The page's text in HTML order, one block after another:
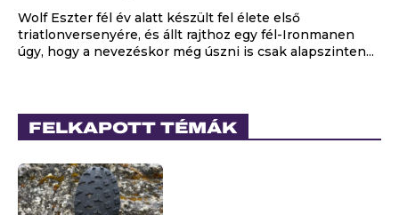
Wolf Eszter fél év alatt készült fel élete első
triatlonversenyére, és állt rajthoz egy fél-Ironmanen
úgy, hogy a nevezéskor még úszni is csak alapszinten...
FELKAPOTT TÉMÁK